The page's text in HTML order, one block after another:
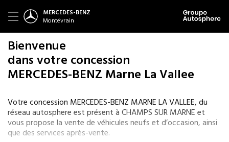
MERCEDES-BENZ
Montévrain
Bienvenue
dans votre concession
MERCEDES-BENZ Marne La Vallee
Votre concession MERCEDES-BENZ MARNE LA VALLEE, du
réseau autosphere est présent à CHAMPS SUR MARNE et
vous propose la vente de véhicules neufs et d’occasion, ainsi
que des services après-vente.